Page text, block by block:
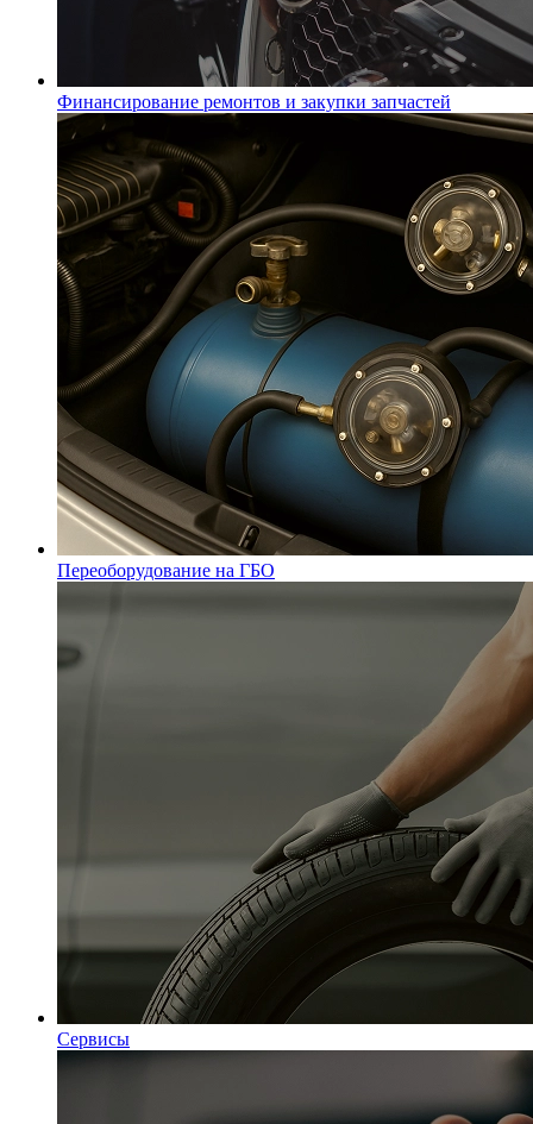
Финансирование ремонтов и закупки запчастей
Переоборудование на ГБО
Сервисы